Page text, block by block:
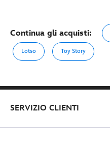
Continua gli acquisti:
Lotso Toy Story
SERVIZIO CLIENTI